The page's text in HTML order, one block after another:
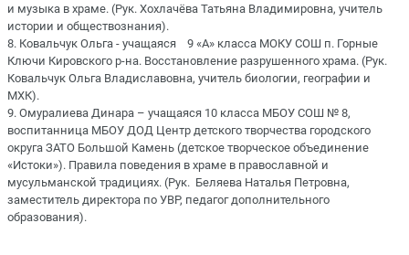
и музыка в храме. (Рук. Хохлачёва Татьяна Владимировна, учитель
истории и обществознания).
8. Ковальчук Ольга - учащаяся 9 «А» класса МОКУ СОШ п. Горные
Ключи Кировского р-на. Восстановление разрушенного храма. (Рук.
Ковальчук Ольга Владиславовна, учитель биологии, географии и
МХК).
9. Омуралиева Динара – учащаяся 10 класса МБОУ СОШ № 8,
воспитанница МБОУ ДОД Центр детского творчества городского
округа ЗАТО Большой Камень (детское творческое объединение
«Истоки»). Правила поведения в храме в православной и
мусульманской традициях. (Рук. Беляева Наталья Петровна,
заместитель директора по УВР, педагог дополнительного
образования).